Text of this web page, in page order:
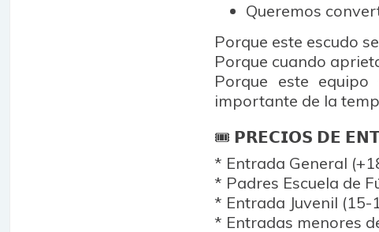
Queremos
Porque este escudo
Porque cuando
Porque este
importante de la
🎟️ 𝗣𝗥𝗘𝗖𝗜𝗢𝗦 𝗗𝗘
* Entrada General
* Padres Escuela de
* Entrada Juvenil (15-
* ⁠Entradas menores